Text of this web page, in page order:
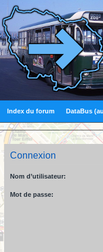
Index du forum DataBus
Connexion
Nom d’utilisateur:
Mot de passe: